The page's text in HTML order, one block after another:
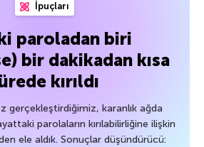
İpuçları
paroladan biri
bir dakikadan kısa
kırıldı
gerçekleştirdiğimiz, karanlık ağda
parolaların kırılabilirliğine ilişkin
ele aldık. Sonuçlar düşündürücü: